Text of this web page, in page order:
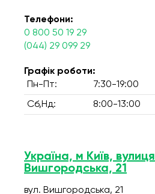
Телефони:
0 800 50 19 29
(044) 29 099 29
Графік роботи:
Пн-Пт:
7:30-19:00
Сб,Нд: 8:00-13:00
Україна, м Київ, вулиця
Вишгородська, 21
вул. Вишгородська, 21